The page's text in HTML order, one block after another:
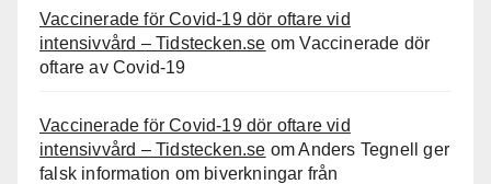
Vaccinerade för Covid-19 dör oftare vid
intensivvård – Tidstecken.se omVaccinerade dör
oftare av Covid-19
Vaccinerade för Covid-19 dör oftare vid
intensivvård – Tidstecken.se omAnders Tegnell ger
falsk information om biverkningar från